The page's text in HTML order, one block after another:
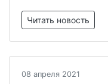
Читать новость
08 апреля 2021